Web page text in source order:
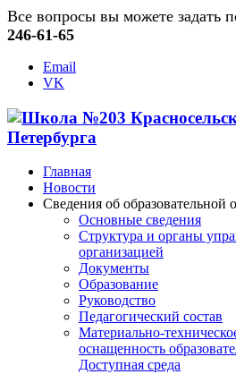
Все вопросы вы можете задать
246-61-65
Email
VK
Главная
Новости
Сведения об образовательной
Основные сведения
Структура и органы
организацией
Документы
Образование
Руководство
Педагогический состав
Материально-
оснащенность
Доступная среда